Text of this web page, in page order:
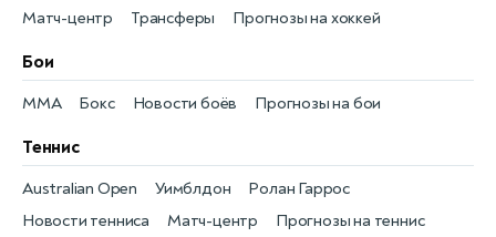
Матч-центр
Трансферы
Прогнозы на хоккей
Бои
Новости боёв
MMA Прогнозы на бои
Бокс
Теннис
Новости тенниса
Australian Open
Матч-центр
Уимблдон
Прогнозы на теннис
Ролан Гаррос